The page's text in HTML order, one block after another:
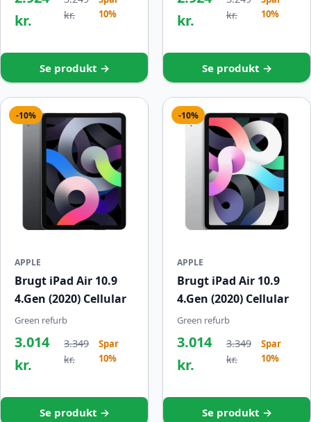
kr.
kr.
10%
Se produkt →
kr.
kr.
10%
Se produkt →
-10%
APPLE
Brugt iPad Air 10.9
4.Gen (2020) Cellular
Green refurb
3.014
kr.
3.349
kr.
Spar
10%
Se produkt →
-10%
APPLE
Brugt iPad Air 10.9
4.Gen (2020) Cellular
Green refurb
3.014
kr.
3.349
kr.
Spar
10%
Se produkt →